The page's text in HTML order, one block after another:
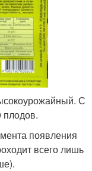
С
плодов.
появления
всего лишь